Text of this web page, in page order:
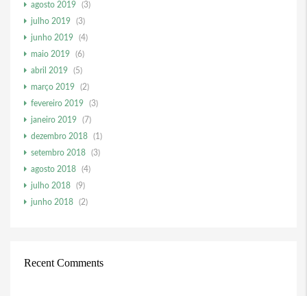
agosto 2019
(3)
julho 2019
(3)
junho 2019
(4)
maio 2019
(6)
abril 2019
(5)
março 2019
(2)
fevereiro 2019
(3)
janeiro 2019
(7)
dezembro 2018
(1)
setembro 2018
(3)
agosto 2018
(4)
julho 2018
(9)
junho 2018
(2)
Recent Comments